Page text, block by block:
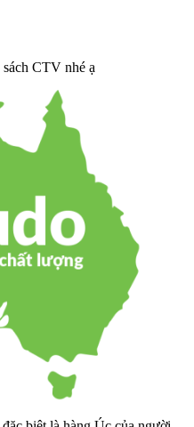
CTV nhé ạ